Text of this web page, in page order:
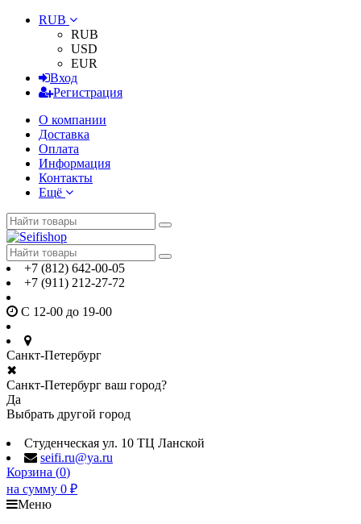
RUB
RUB
USD
EUR
Вход
Регистрация
О компании
Доставка
Оплата
Информация
Контакты
Ещё
+7 (812) 642-00-05
+7 (911) 212-27-72
С 12-00 до 19-00
Санкт-Петербург
✖
Санкт-Петербург ваш город?
Да
Выбрать другой город
Студенческая ул. 10 ТЦ Ланской
seifi.ru@ya.ru
Корзина (0)
на сумму 0 ₽
Меню